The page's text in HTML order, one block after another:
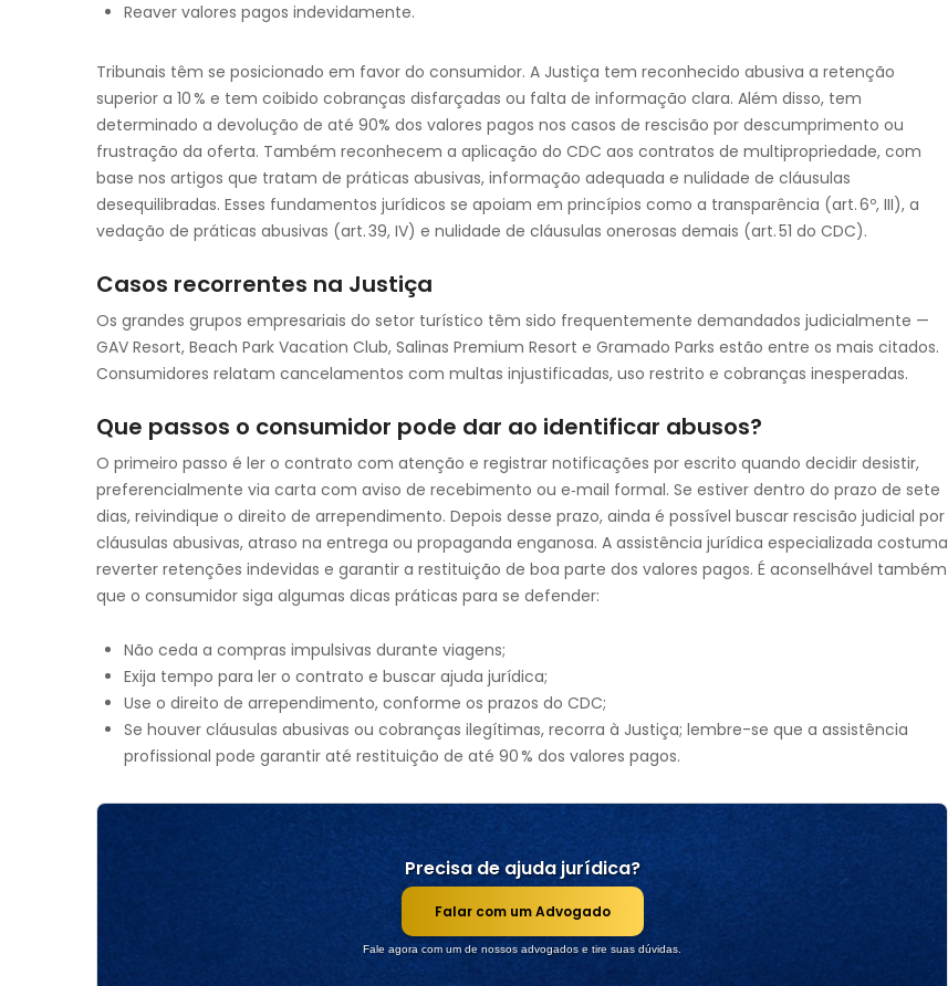
Reaver valores pagos indevidamente.
Tribunais têm se posicionado em favor do consumidor. A Justiça tem reconhecido abusiva a retenção
superior a 10 % e tem coibido cobranças disfarçadas ou falta de informação clara. Além disso, tem
determinado a devolução de até 90% dos valores pagos nos casos de rescisão por descumprimento ou
frustração da oferta. Também reconhecem a aplicação do CDC aos contratos de multipropriedade, com
base nos artigos que tratam de práticas abusivas, informação adequada e nulidade de cláusulas
desequilibradas. Esses fundamentos jurídicos se apoiam em princípios como a transparência (art. 6º, III), a
vedação de práticas abusivas (art. 39, IV) e nulidade de cláusulas onerosas demais (art. 51 do CDC).
Casos recorrentes na Justiça
Os grandes grupos empresariais do setor turístico têm sido frequentemente demandados judicialmente —
GAV Resort, Beach Park Vacation Club, Salinas Premium Resort e Gramado Parks estão entre os mais citados.
Consumidores relatam cancelamentos com multas injustificadas, uso restrito e cobranças inesperadas.
Que passos o consumidor pode dar ao identificar abusos?
O primeiro passo é ler o contrato com atenção e registrar notificações por escrito quando decidir desistir,
preferencialmente via carta com aviso de recebimento ou e‑mail formal. Se estiver dentro do prazo de sete
dias, reivindique o direito de arrependimento. Depois desse prazo, ainda é possível buscar rescisão judicial por
cláusulas abusivas, atraso na entrega ou propaganda enganosa. A assistência jurídica especializada costuma
reverter retenções indevidas e garantir a restituição de boa parte dos valores pagos. É aconselhável também
que o consumidor siga algumas dicas práticas para se defender:
Não ceda a compras impulsivas durante viagens;
Exija tempo para ler o contrato e buscar ajuda jurídica;
Use o direito de arrependimento, conforme os prazos do CDC;
Se houver cláusulas abusivas ou cobranças ilegítimas, recorra à Justiça; lembre-se que a assistência
profissional pode garantir até restituição de até 90 % dos valores pagos.
Precisa de ajuda jurídica?
Falar com um Advogado
Fale agora com um de nossos advogados e tire suas dúvidas.